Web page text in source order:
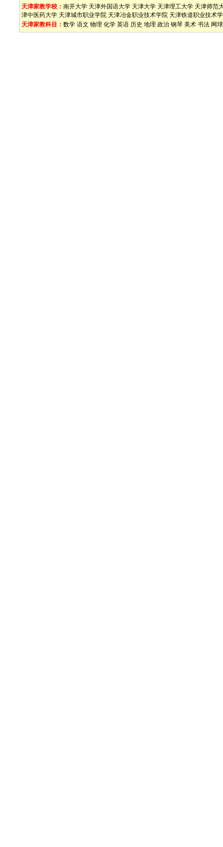
天津家教学校： 南开大学 天津外国语大学 天津大学 天津理工大学 天津师范
津中医药大学 天津城市职业学院 天津冶金职业技术学院 天津铁道职业技术
天津家教科目： 数学 语文 物理 化学 英语 历史 地理 政治 钢琴 美术 书法 网球